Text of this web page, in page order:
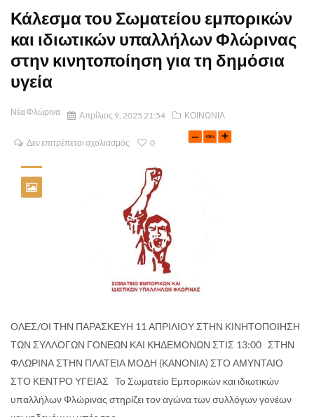
Κάλεσμα του Σωματείου εμπορικών
και ιδιωτικών υπαλλήλων Φλώρινας
στην κινητοποίηση για τη δημόσια
υγεία
Νέα Φλώρινα Απρίλιος 9, 2025 21:54 ΚΟΙΝΩΝΙΑ
Δεν επιτρέπεται σχολιασμός 0
ΟΛΕΣ/ΟΙ ΤΗΝ ΠΑΡΑΣΚΕΥΗ 11 ΑΠΡΙΛΙΟΥ ΣΤΗΝ ΚΙΝΗΤΟΠΟΙΗΣΗ
ΤΩΝ ΣΥΛΛΟΓΩΝ ΓΟΝΕΩΝ ΚΑΙ ΚΗΔΕΜΟΝΩΝ ΣΤΙΣ 13:00 ΣΤΗΝ
ΦΛΩΡΙΝΑ ΣΤΗΝ ΠΛΑΤΕΙΑ ΜΟΔΗ (ΚΑΝΟΝΙΑ) ΣΤΟ ΑΜΥΝΤΑΙΟ
ΣΤΟ ΚΕΝΤΡΟ ΥΓΕΙΑΣ Το Σωματείο Εμπορικών και ιδιωτικών
υπαλλήλων Φλώρινας στηρίζει τον αγώνα των συλλόγων γονέων